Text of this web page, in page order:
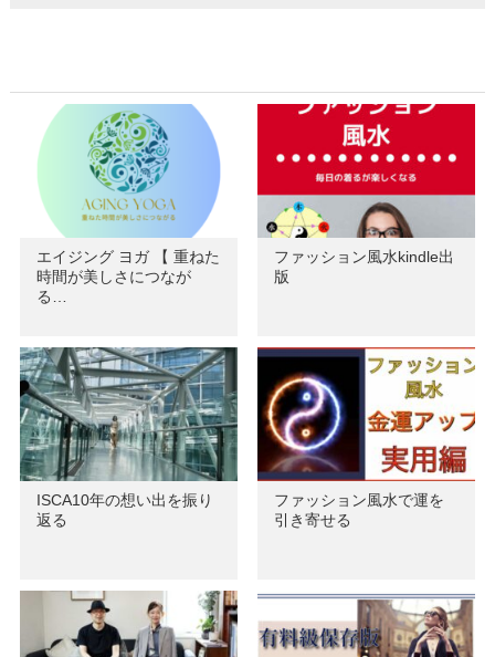
エイジング ヨガ 【 重ねた
時間が美しさにつなが
る…
ファッション風水kindle出
版
ISCA10年の想い出を振り
返る
ファッション風水で運を
引き寄せる